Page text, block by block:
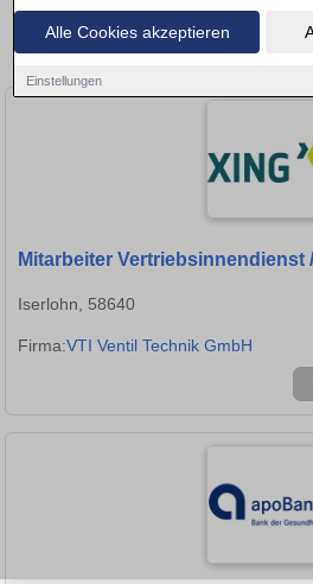
Alle Cookies akzeptieren
Einstellungen
Büro, vor Ort oder remote: Entdecken Sie
Region und bewerben Sie sich direkt auf
Stellen in Lünen!
Mitarbeiter Vertriebsinnendienst
Iserlohn, 58640
Firma:VTI Ventil Technik GmbH